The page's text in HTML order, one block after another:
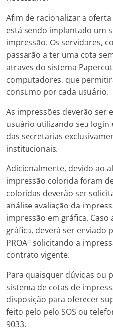
Afim de racionalizar a
está sendo implantado um
impressão. Os servidores,
passarão a ter uma cota
através do sistema
computadores, que
consumo por cada usuário.
As impressões deverão ser
usuário utilizando seu login
das secretarias
institucionais.
Adicionalmente, devido ao
impressão colorida foram
coloridas deverão ser
análise avaliação da
impressão em gráfica.
gráfica, deverá ser enviado
PROAF solicitando a
contrato vigente.
Para quaisquer dúvidas ou
sistema de cotas de
disposição para oferecer
feito pelo pelo SOS ou
9033.